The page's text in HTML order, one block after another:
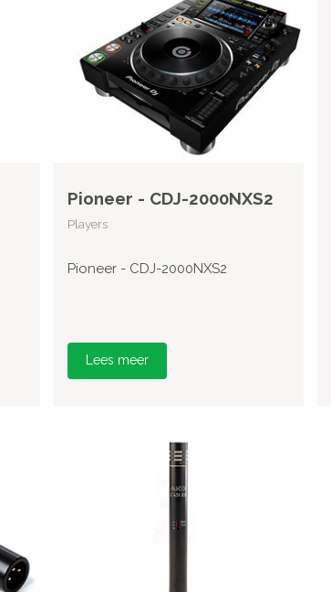
Pioneer - CDJ-2000NXS2
Players
Pioneer - CDJ-2000NXS2
Lees meer